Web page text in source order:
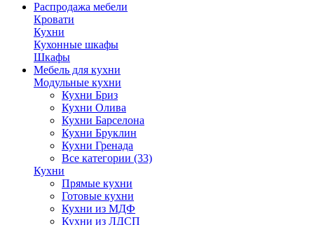
Распродажа мебели
Кровати
Кухни
Кухонные шкафы
Шкафы
Мебель для кухни
Модульные кухни
Кухни Бриз
Кухни Олива
Кухни Барселона
Кухни Бруклин
Кухни Гренада
Все категории (33)
Кухни
Прямые кухни
Готовые кухни
Кухни из МДФ
Кухни из ЛДСП